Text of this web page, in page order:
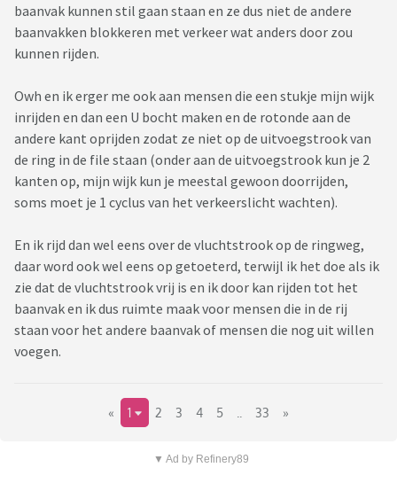
baanvak kunnen stil gaan staan en ze dus niet de andere
baanvakken blokkeren met verkeer wat anders door zou
kunnen rijden.
Owh en ik erger me ook aan mensen die een stukje mijn wijk
inrijden en dan een U bocht maken en de rotonde aan de
andere kant oprijden zodat ze niet op de uitvoegstrook van
de ring in de file staan (onder aan de uitvoegstrook kun je 2
kanten op, mijn wijk kun je meestal gewoon doorrijden,
soms moet je 1 cyclus van het verkeerslicht wachten).
En ik rijd dan wel eens over de vluchtstrook op de ringweg,
daar word ook wel eens op getoeterd, terwijl ik het doe als ik
zie dat de vluchtstrook vrij is en ik door kan rijden tot het
baanvak en ik dus ruimte maak voor mensen die in de rij
staan voor het andere baanvak of mensen die nog uit willen
voegen.
« 1 2 3 4 5 33 »
▼ Ad by Refinery89